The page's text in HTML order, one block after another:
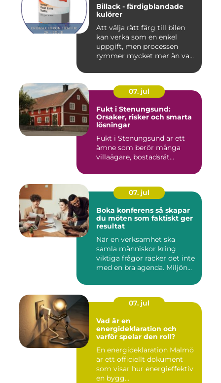
Billack - färdigblandade
kulörer
Att välja rätt färg till bilen
kan verka som en enkel
uppgift, men processen
rymmer mycket mer än va...
07. jul
Fukt i Stenungsund:
Orsaker, risker och smarta
lösningar
Fukt i Stenungsund är ett
ämne som berör många
villaägare, bostadsrät...
07. jul
Boka konferens så skapar
du möten som faktiskt ger
resultat
När en verksamhet ska
samla människor kring
viktiga frågor räcker det inte
med en bra agenda. Miljön...
07. jul
Vad är en
energideklaration och
varför spelar den roll?
En energideklaration Malmö
är ett officiellt dokument
som visar hur energieffektiv
en bygg...